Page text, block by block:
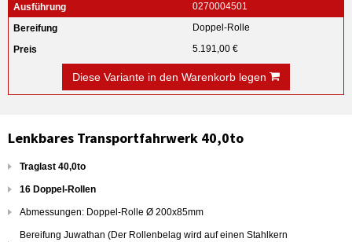
0270004501
Doppel-Rolle
5.191,00 €
Diese Variante in den Warenkorb legen
Lenkbares Transportfahrwerk 40,0to
Traglast 40,0to
16 Doppel-Rollen
Abmessungen: Doppel-Rolle Ø 200x85mm
Bereifung Juwathan (Der Rollenbelag wird auf einen Stahlkern